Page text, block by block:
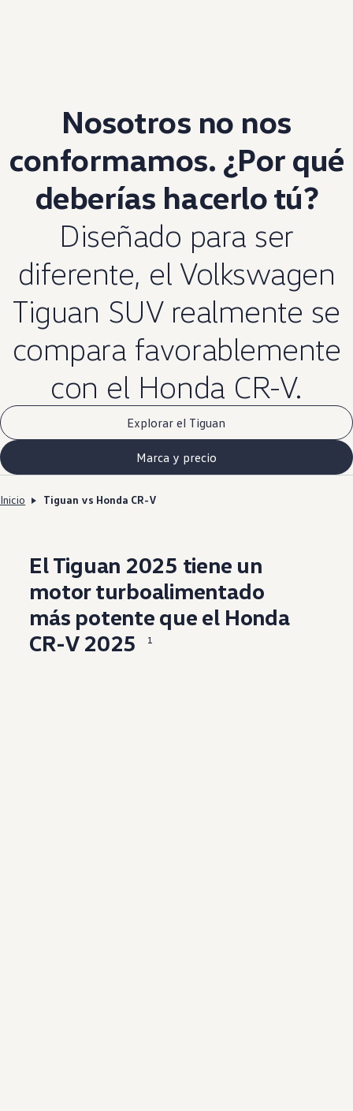
Nosotros no nos
conformamos. ¿Por qué
deberías hacerlo tú?
Diseñado para ser
diferente, el Volkswagen
Tiguan SUV realmente se
compara favorablemente
con el Honda CR-V.
Explorar el Tiguan
Marca y precio
Inicio Tiguan vs Honda CR-V
El Tiguan 2025 tiene un
motor turboalimentado
más potente que el Honda
CR-V 2025
1